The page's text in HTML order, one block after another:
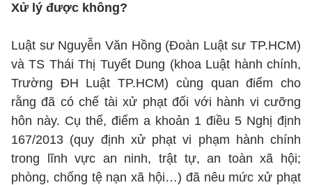
Xử lý được không?
Luật sư Nguyễn Văn Hồng (Đoàn Luật sư TP.HCM)
và TS Thái Thị Tuyết Dung (khoa Luật hành chính,
Trường ĐH Luật TP.HCM) cùng quan điểm cho
rằng đã có chế tài xử phạt đối với hành vi cưỡng
hôn này. Cụ thể, điểm a khoản 1 điều 5 Nghị định
167/2013 (quy định xử phạt vi phạm hành chính
trong lĩnh vực an ninh, trật tự, an toàn xã hội;
phòng, chống tệ nạn xã hội…) đã nêu mức xử phạt